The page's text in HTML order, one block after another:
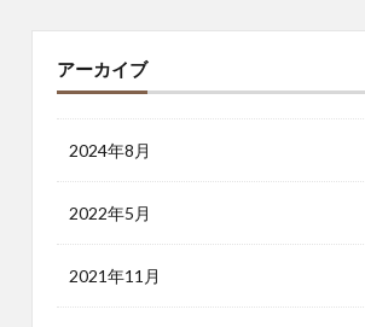
アーカイブ
2024年8月
2022年5月
2021年11月